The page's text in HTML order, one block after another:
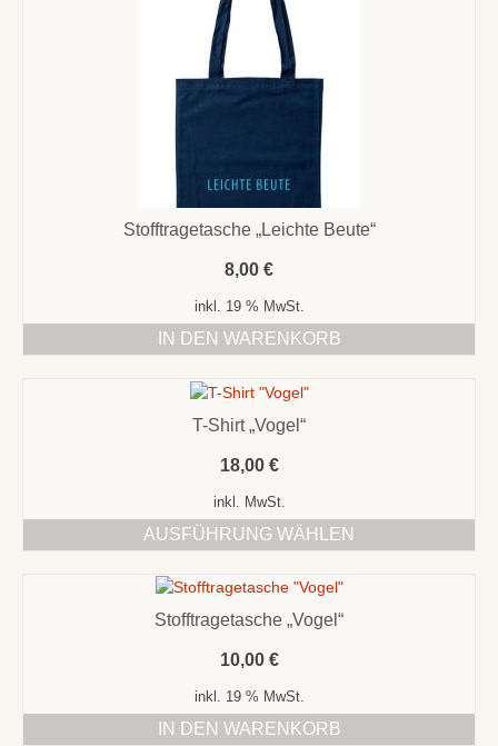
Stofftragetasche „Leichte Beute“
8,00 €
inkl. 19 % MwSt.
IN DEN WARENKORB
T-Shirt „Vogel“
18,00 €
inkl. MwSt.
AUSFÜHRUNG WÄHLEN
Produkt
mehrere
Varianten
auf.
Die
Optionen
können
Stofftragetasche „Vogel“
10,00 €
inkl. 19 % MwSt.
IN DEN WARENKORB